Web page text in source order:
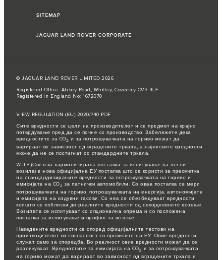
SITEMAP
JAGUAR LAND ROVER CORPORATE
© JAGUAR LAND ROVER LIMITED 2026
Registered Office: Abbey Road, Whitley, Coventry CV3 4LF
Registered in England No: 1672070
VIEW REGULATION (EU) 2020/740 PDF
Сите вредности се цели на производителот и се предмет на крајно
потврдување пред да се почне со производство. Забележете дека
вредностите за CO2 и за потрошувачката на гориво можат да
варираат во зависност од вградените тркала, а најниските вредности
може да не се постигнат со стандардните тркала.
WLTP (Светска хармонизирана постапка за испитување на лесни
возила) е нова официјална ЕУ постапка што се користи за пресметка
на стандардизираните вредности за потрошувачката на гориво и
емисијата на CO2 за патнички автомобили. Со оваа постапка се мери
потрошувачката на гориво, потрошувачката на енергија, автономијата
и емисијата на издувни гасови. Со неа се обезбедуваат вредности
коишто се поблиски до реалните вредности од секојдневното возење.
Возилата се испитуваат со опционална опрема и со посложена
постапка за испитување и профил за возење.
Наведените вредности се според официјалните тестови на
производителот во согласност со прописите на ЕУ. Овие вредности
служат само за споредба. Во реалност овие вредности можат да се
разликуваат. Вредностите за емисијата на CO2 и за потрошувачката
на гориво можат да варираат во зависност од вградените тркала и